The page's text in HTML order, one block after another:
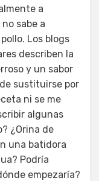
a
sabe a
Los blogs
describen la
y un sabor
sustituirse por
ni se me
algunas
¿Orina de
una batidora
Podría
empezaría?